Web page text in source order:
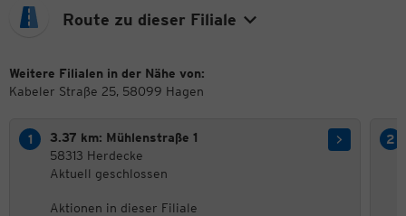
Route zu dieser Filiale
Weitere Filialen in der Nähe von:
Kabeler Straße 25, 58099 Hagen
3.37 km: Mühlenstraße 1
58313 Herdecke
Aktuell geschlossen
Aktionen in dieser Filiale